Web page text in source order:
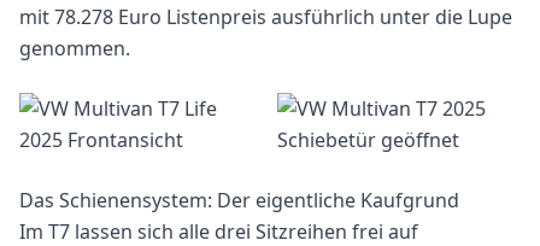
mit 78.278 Euro Listenpreis ausführlich unter die Lupe
genommen.
Das Schienensystem: Der eigentliche Kaufgrund
Im T7 lassen sich alle drei Sitzreihen frei auf